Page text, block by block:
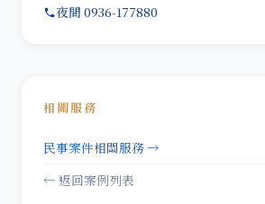
夜間 0936-177880
相關服務
民事案件相關服務 →
← 返回案例列表